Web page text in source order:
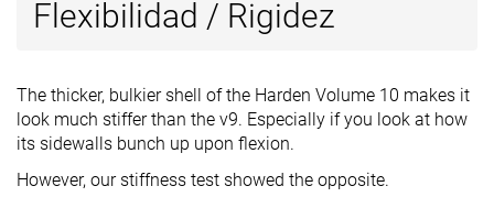
Flexibilidad / Rigidez
The thicker, bulkier shell of the Harden Volume 10 makes it
look much stiffer than the v9. Especially if you look at how
its sidewalls bunch up upon flexion.
However, our stiffness test showed the opposite.